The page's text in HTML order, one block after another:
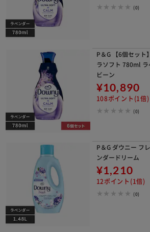
(0)
P＆G 【6個セット
ラソフト 780ml
ビーン
¥10,890
108ポイント(1倍)
(0)
P＆G ダウニー フ
ンダードリーム
¥1,210
12ポイント(1倍)
(0)